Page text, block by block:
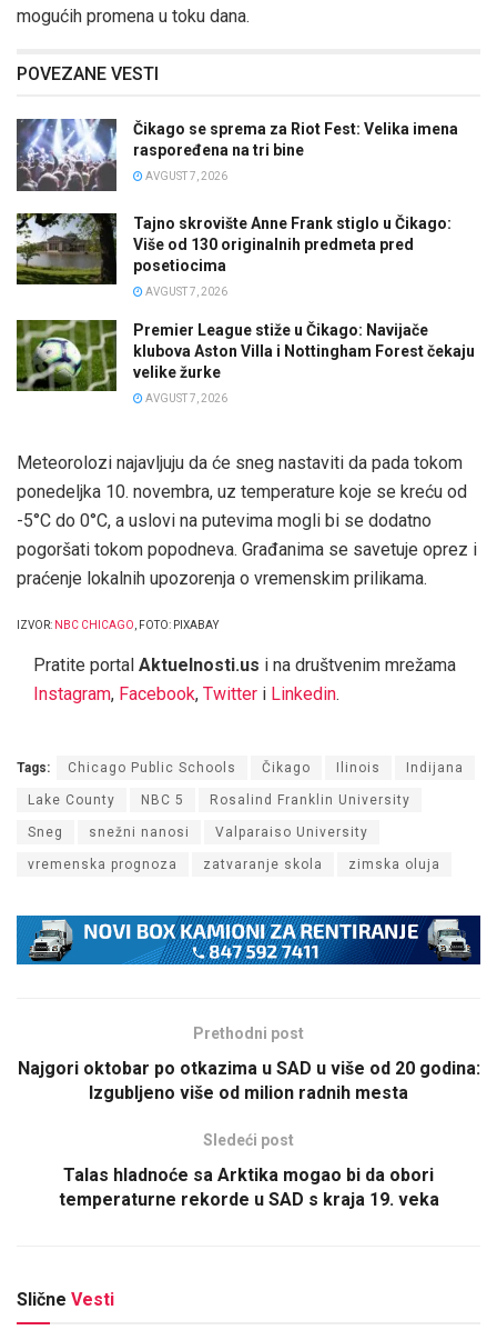
mogućih promena u toku dana.
POVEZANE VESTI
Čikago se sprema za Riot Fest: Velika imena
raspoređena na tri bine
AVGUST 7, 2026
Tajno skrovište Anne Frank stiglo u Čikago:
Više od 130 originalnih predmeta pred
posetiocima
AVGUST 7, 2026
Premier League stiže u Čikago: Navijače
klubova Aston Villa i Nottingham Forest čekaju
velike žurke
AVGUST 7, 2026
Meteorolozi najavljuju da će sneg nastaviti da pada tokom
ponedeljka 10. novembra, uz temperature koje se kreću od
-5°C do 0°C, a uslovi na putevima mogli bi se dodatno
pogoršati tokom popodneva. Građanima se savetuje oprez i
praćenje lokalnih upozorenja o vremenskim prilikama.
IZVOR: NBC CHICAGO , FOTO: PIXABAY
Pratite portal Aktuelnosti.us i na društvenim mrežama
Instagram, Facebook, Twitter i Linkedin.
Tags: Chicago Public Schools Čikago Ilinois Indijana
Lake County NBC 5 Rosalind Franklin University
Sneg snežni nanosi Valparaiso University
vremenska prognoza zatvaranje skola zimska oluja
Prethodni post
Najgori oktobar po otkazima u SAD u više od 20 godina:
Izgubljeno više od milion radnih mesta
Sledeći post
Talas hladnoće sa Arktika mogao bi da obori
temperaturne rekorde u SAD s kraja 19. veka
Slične Vesti